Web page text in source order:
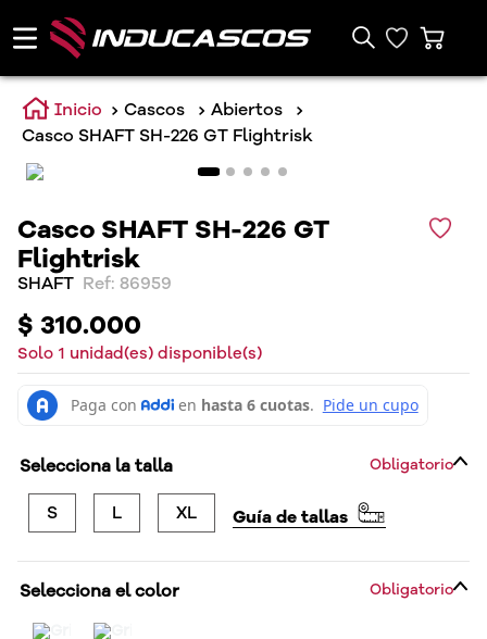
Cascos
Abiertos
Casco SHAFT SH-226 GT Flightrisk
Casco SHAFT SH-226 GT
Flightrisk
SHAFT : 86959
$ 310.000
Solo 1 unidad(es) disponible(s)
Selecciona el color Obligatorio
Selecciona la talla Obligatorio
S L XL Guía de tallas